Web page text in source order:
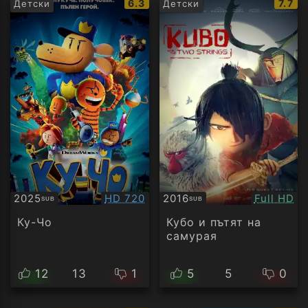
Детски
рейтинг:
6.3
2025SUB
Субтитри Качество:
HD 720
Ку-Чо
12 13 1
Детски 7.7
2016SUB
Субтитри Full HD
Кубо и пътят на
самурая
5 5 0